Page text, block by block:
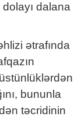
dalana
ətrafında
bununla
təcridinin